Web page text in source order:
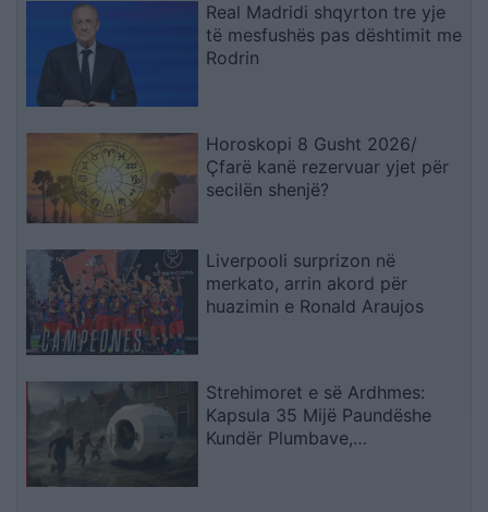
Real Madridi shqyrton tre yje
të mesfushës pas dështimit me
Rodrin
Horoskopi 8 Gusht 2026/
Çfarë kanë rezervuar yjet për
secilën shenjë?
Liverpooli surprizon në
merkato, arrin akord për
huazimin e Ronald Araujos
Strehimoret e së Ardhmes:
Kapsula 35 Mijë Paundëshe
Kundër Plumbave,